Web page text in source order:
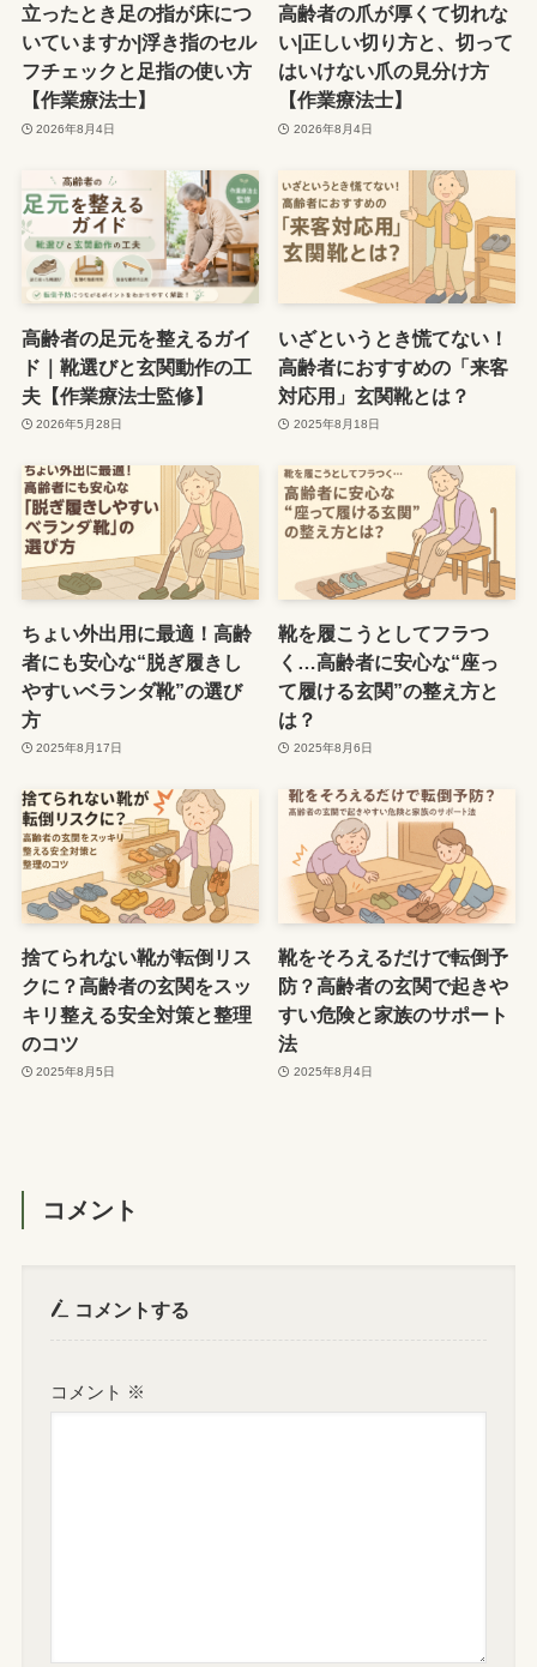
立ったとき足の指が床につ
いていますか|浮き指のセル
フチェックと足指の使い方
【作業療法士】
2026年8月4日
高齢者の爪が厚くて切れな
い|正しい切り方と、切って
はいけない爪の見分け方
【作業療法士】
2026年8月4日
高齢者の足元を整えるガイ
ド｜靴選びと玄関動作の工
夫【作業療法士監修】
2026年5月28日
いざというとき慌てない！
高齢者におすすめの「来客
対応用」玄関靴とは？
2025年8月18日
ちょい外出用に最適！高齢
者にも安心な“脱ぎ履きし
やすいベランダ靴”の選び
方
2025年8月17日
靴を履こうとしてフラつ
く…高齢者に安心な“座っ
て履ける玄関”の整え方と
は？
2025年8月6日
捨てられない靴が転倒リス
クに？高齢者の玄関をスッ
キリ整える安全対策と整理
のコツ
2025年8月5日
靴をそろえるだけで転倒予
防？高齢者の玄関で起きや
すい危険と家族のサポート
法
2025年8月4日
コメント
コメントする
コメント ※